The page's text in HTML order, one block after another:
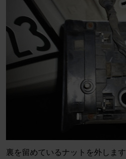
裏を留めているナットを外します